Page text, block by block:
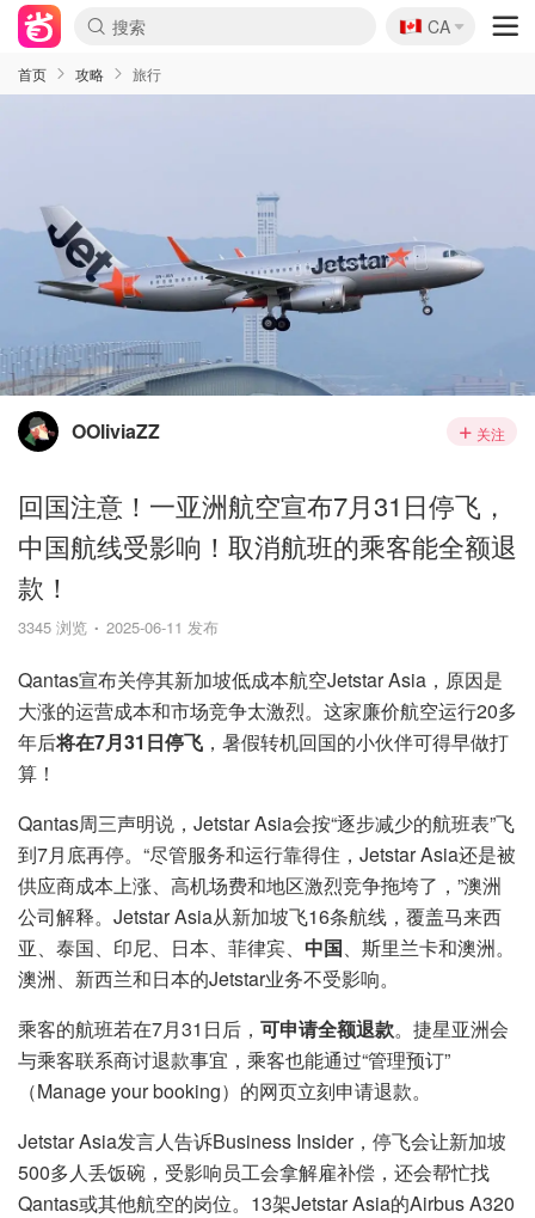
🇨🇦
CA
首页 攻略 旅行
OOliviaZZ 关注
回国注意！一亚洲航空宣布7月31日停飞，
中国航线受影响！取消航班的乘客能全额退
款！
3345 浏览 2025-06-11 发布
Qantas宣布关停其新加坡低成本航空Jetstar Asia，原因是
大涨的运营成本和市场竞争太激烈。这家廉价航空运行20多
年后将在7月31日停飞 ，暑假转机回国的小伙伴可得早做打
算！
Qantas周三声明说，Jetstar Asia会按“逐步减少的航班表”飞
到7月底再停。“尽管服务和运行靠得住，Jetstar Asia还是被
供应商成本上涨、高机场费和地区激烈竞争拖垮了，”澳洲
公司解释。Jetstar Asia从新加坡飞16条航线，覆盖马来西
亚、泰国、印尼、日本、菲律宾、 中国、斯里兰卡和澳洲。
澳洲、新西兰和日本的Jetstar业务不受影响。
乘客的航班若在7月31日后， 可申请全额退款。捷星亚洲会
与乘客联系商讨退款事宜，乘客也能通过“管理预订”
（Manage your booking）的网页立刻申请退款。
Jetstar Asia发言人告诉Business Insider，停飞会让新加坡
500多人丢饭碗，受影响员工会拿解雇补偿，还会帮忙找
Qantas或其他航空的岗位。13架Jetstar Asia的Airbus A320